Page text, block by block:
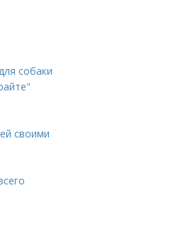
собаки
своими